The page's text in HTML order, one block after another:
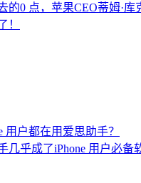
的0 点，苹果CEO蒂姆·库
！
用户都在用爱思助手？
几乎成了iPhone 用户必备